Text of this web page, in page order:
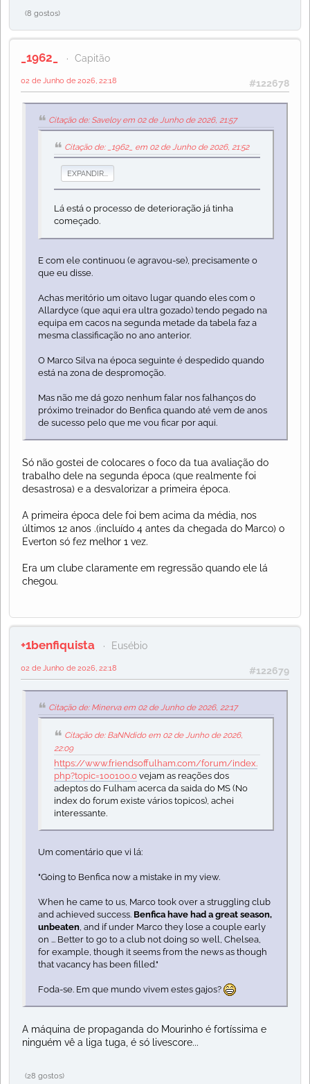
(8 gostos)
_1962_ Capitão
#122678
02 de Junho de 2026, 22:18
Citação de: Saveloy em 02 de Junho de 2026, 21:57
Citação de: _1962_ em 02 de Junho de 2026, 21:52
EXPANDIR...
Lá está o processo de deterioração já tinha
começado.
E com ele continuou (e agravou-se), precisamente o
que eu disse.
Achas meritório um oitavo lugar quando eles com o
Allardyce (que aqui era ultra gozado) tendo pegado na
equipa em cacos na segunda metade da tabela faz a
mesma classificação no ano anterior.
O Marco Silva na época seguinte é despedido quando
está na zona de despromoção.
Mas não me dá gozo nenhum falar nos falhanços do
próximo treinador do Benfica quando até vem de anos
de sucesso pelo que me vou ficar por aqui.
Só não gostei de colocares o foco da tua avaliação do
trabalho dele na segunda época (que realmente foi
desastrosa) e a desvalorizar a primeira época.
A primeira época dele foi bem acima da média, nos
últimos 12 anos .(incluído 4 antes da chegada do Marco) o
Everton só fez melhor 1 vez.
Era um clube claramente em regressão quando ele lá
chegou.
+1benfiquista Eusébio
#122679
02 de Junho de 2026, 22:18
Citação de: Minerva em 02 de Junho de 2026, 22:17
Citação de: BaNNdido em 02 de Junho de 2026,
22:09
https://www.friendsoffulham.com/forum/index.
php?topic=100100.0 vejam as reações dos
adeptos do Fulham acerca da saida do MS (No
index do forum existe vários topicos), achei
interessante.
Um comentário que vi lá:
"Going to Benfica now a mistake in my view.
When he came to us, Marco took over a struggling club
and achieved success. Benfica have had a great season,
unbeaten , and if under Marco they lose a couple early
on ... Better to go to a club not doing so well, Chelsea,
for example, though it seems from the news as though
that vacancy has been filled."
Foda-se. Em que mundo vivem estes gajos?
A máquina de propaganda do Mourinho é fortíssima e
ninguém vê a liga tuga, é só livescore...
(28 gostos)